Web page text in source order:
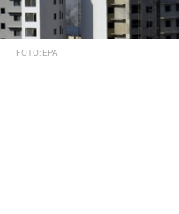
FOTO: EPA